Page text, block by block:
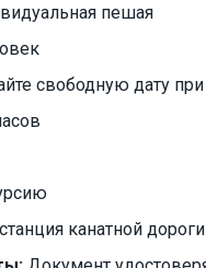
пешая
свободную дату
канатной